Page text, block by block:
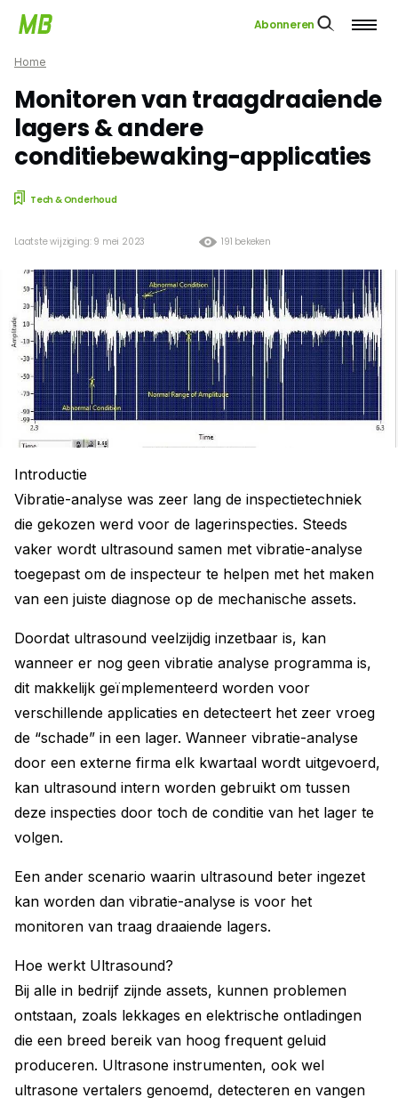
Abonneren
Home
Monitoren van traagdraaiende
lagers & andere
conditiebewaking-applicaties
Tech & Onderhoud
191 bekeken
Laatste wijziging: 9 mei 2023
Introductie
Vibratie-analyse was zeer lang de inspectietechniek
die gekozen werd voor de lagerinspecties. Steeds
vaker wordt ultrasound samen met vibratie-analyse
toegepast om de inspecteur te helpen met het maken
van een juiste diagnose op de mechanische assets.
Doordat ultrasound veelzijdig inzetbaar is, kan
wanneer er nog geen vibratie analyse programma is,
dit makkelijk geïmplementeerd worden voor
verschillende applicaties en detecteert het zeer vroeg
de “schade” in een lager. Wanneer vibratie-analyse
door een externe firma elk kwartaal wordt uitgevoerd,
kan ultrasound intern worden gebruikt om tussen
deze inspecties door toch de conditie van het lager te
volgen.
Een ander scenario waarin ultrasound beter ingezet
kan worden dan vibratie-analyse is voor het
monitoren van traag draaiende lagers.
Hoe werkt Ultrasound?
Bij alle in bedrijf zijnde assets, kunnen problemen
ontstaan, zoals lekkages en elektrische ontladingen
die een breed bereik van hoog frequent geluid
produceren. Ultrasone instrumenten, ook wel
ultrasone vertalers genoemd, detecteren en vangen